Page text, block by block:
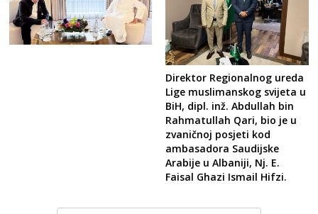
Direktor Regionalnog ureda
Lige muslimanskog svijeta u
BiH, dipl. inž. Abdullah bin
Rahmatullah Qari, bio je u
zvaničnoj posjeti kod
ambasadora Saudijske
Arabije u Albaniji, Nj. E.
Faisal Ghazi Ismail Hifzi.